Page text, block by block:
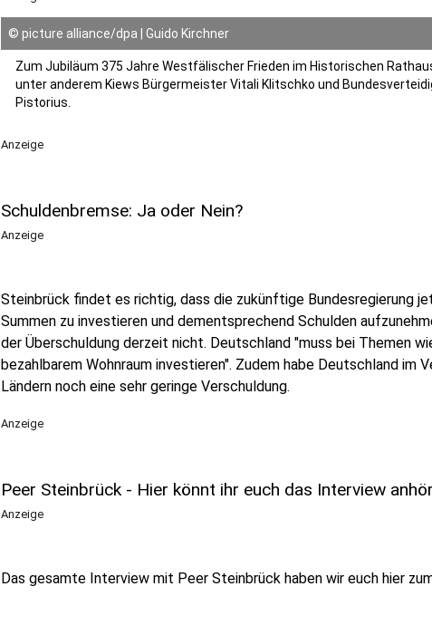
© picture alliance/dpa | Guido Kirchner
Zum Jubiläum 375 Jahre Westfälischer Frieden im Historischen
unter anderem Kiews Bürgermeister Vitali Klitschko und
Pistorius.
Anzeige
Schuldenbremse: Ja oder Nein?
Anzeige
Steinbrück findet es richtig, dass die zukünftige Bundesregierung
Summen zu investieren und dementsprechend Schulden
der Überschuldung derzeit nicht. Deutschland "muss bei Themen
bezahlbarem Wohnraum investieren". Zudem habe Deutschland im
Ländern noch eine sehr geringe Verschuldung.
Anzeige
Peer Steinbrück - Hier könnt ihr euch das Interview
Anzeige
Das gesamte Interview mit Peer Steinbrück haben wir euch hier